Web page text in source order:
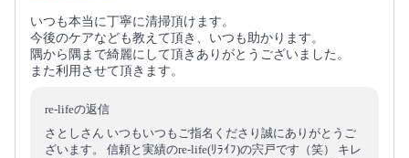
いつも本当に丁寧に清掃頂けます。
今後のケアなども教えて頂き、いつも助かります。
隅から隅まで綺麗にして頂きありがとうございました。
また利用させて頂きます。
re-lifeの返信
さとしさん いつもいつもご指名くださり誠にありがとうご
ざいます。 信頼と実績のre-life(ﾘﾗｲﾌ)の宍戸です（笑） キレ